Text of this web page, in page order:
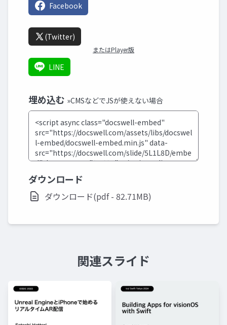
Facebook
(Twitter)
またはPlayer版
LINE
埋め込む »CMSなどでJSが使えない場合
ダウンロード
ダウンロード(pdf - 82.71MB)
関連スライド